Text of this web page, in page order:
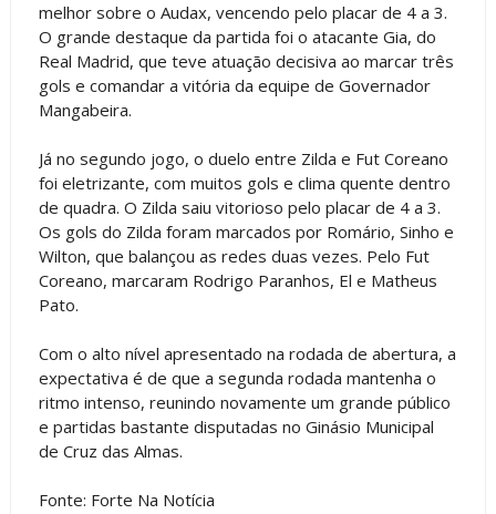
melhor sobre o Audax, vencendo pelo placar de 4 a 3.
O grande destaque da partida foi o atacante Gia, do
Real Madrid, que teve atuação decisiva ao marcar três
gols e comandar a vitória da equipe de Governador
Mangabeira.
Já no segundo jogo, o duelo entre Zilda e Fut Coreano
foi eletrizante, com muitos gols e clima quente dentro
de quadra. O Zilda saiu vitorioso pelo placar de 4 a 3.
Os gols do Zilda foram marcados por Romário, Sinho e
Wilton, que balançou as redes duas vezes. Pelo Fut
Coreano, marcaram Rodrigo Paranhos, El e Matheus
Pato.
Com o alto nível apresentado na rodada de abertura, a
expectativa é de que a segunda rodada mantenha o
ritmo intenso, reunindo novamente um grande público
e partidas bastante disputadas no Ginásio Municipal
de Cruz das Almas.
Fonte: Forte Na Notícia